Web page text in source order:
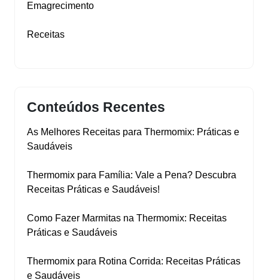
Emagrecimento
Receitas
Conteúdos Recentes
As Melhores Receitas para Thermomix: Práticas e
Saudáveis
Thermomix para Família: Vale a Pena? Descubra
Receitas Práticas e Saudáveis!
Como Fazer Marmitas na Thermomix: Receitas
Práticas e Saudáveis
Thermomix para Rotina Corrida: Receitas Práticas
e Saudáveis